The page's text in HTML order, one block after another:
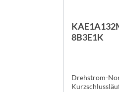
8B3E1K
Drehstrom-